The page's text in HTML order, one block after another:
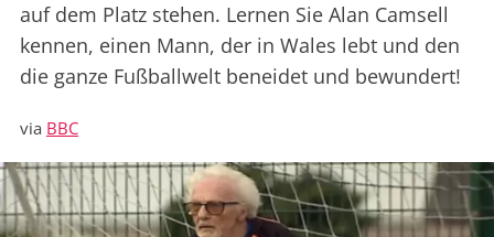
auf dem Platz stehen. Lernen Sie Alan Camsell
kennen, einen Mann, der in Wales lebt und den
die ganze Fußballwelt beneidet und bewundert!
via BBC